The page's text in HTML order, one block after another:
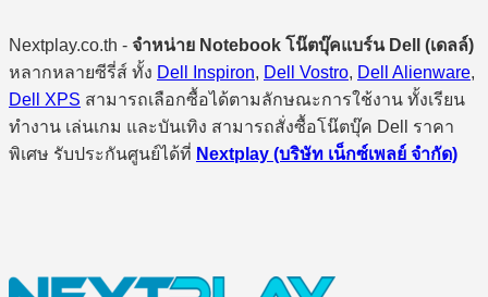
Nextplay.co.th - จำหน่าย Notebook โน๊ตบุ๊คแบร์น Dell (เดลล์)
หลากหลายซีรี่ส์ ทั้ง Dell Inspiron, Dell Vostro, Dell Alienware,
Dell XPS สามารถเลือกซื้อได้ตามลักษณะการใช้งาน ทั้งเรียน
ทำงาน เล่นเกม และบันเทิง สามารถสั่งซื้อโน๊ตบุ๊ค Dell ราคา
พิเศษ รับประกันศูนย์ได้ที่ Nextplay (บริษัท เน็กซ์เพลย์ จำกัด)